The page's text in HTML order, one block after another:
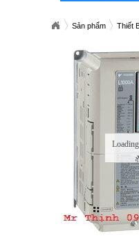
Sản phẩm Thiết